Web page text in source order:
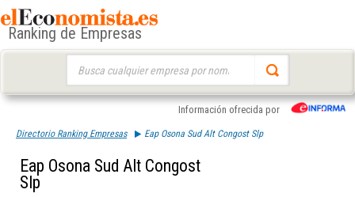
Ranking de Empresas
Información ofrecida por
Directorio Ranking Empresas Eap Osona Sud Alt Congost Slp
Eap Osona Sud Alt Congost
Slp